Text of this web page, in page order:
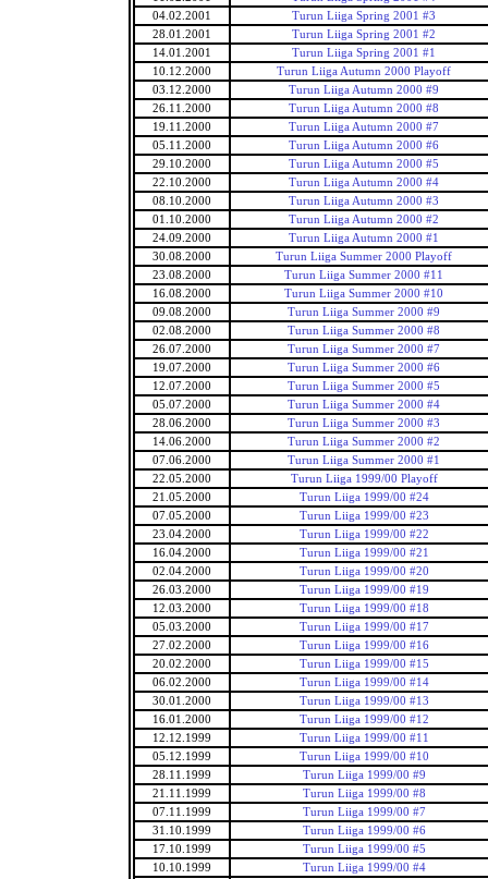
04.02.2001
Turun Liiga Spring 2001 #3
28.01.2001
Turun Liiga Spring 2001 #2
14.01.2001
Turun Liiga Spring 2001 #1
10.12.2000
Turun Liiga Autumn 2000 Playoff
03.12.2000
Turun Liiga Autumn 2000 #9
26.11.2000
Turun Liiga Autumn 2000 #8
19.11.2000
Turun Liiga Autumn 2000 #7
05.11.2000
Turun Liiga Autumn 2000 #6
29.10.2000
Turun Liiga Autumn 2000 #5
22.10.2000
Turun Liiga Autumn 2000 #4
08.10.2000
Turun Liiga Autumn 2000 #3
01.10.2000
Turun Liiga Autumn 2000 #2
24.09.2000
Turun Liiga Autumn 2000 #1
30.08.2000
Turun Liiga Summer 2000 Playoff
23.08.2000
Turun Liiga Summer 2000 #11
16.08.2000
Turun Liiga Summer 2000 #10
09.08.2000
Turun Liiga Summer 2000 #9
02.08.2000
Turun Liiga Summer 2000 #8
26.07.2000
Turun Liiga Summer 2000 #7
19.07.2000
Turun Liiga Summer 2000 #6
12.07.2000
Turun Liiga Summer 2000 #5
05.07.2000
Turun Liiga Summer 2000 #4
28.06.2000
Turun Liiga Summer 2000 #3
14.06.2000
Turun Liiga Summer 2000 #2
07.06.2000
Turun Liiga Summer 2000 #1
22.05.2000
Turun Liiga 1999/00 Playoff
21.05.2000
Turun Liiga 1999/00 #24
07.05.2000
Turun Liiga 1999/00 #23
23.04.2000
Turun Liiga 1999/00 #22
16.04.2000
Turun Liiga 1999/00 #21
02.04.2000
Turun Liiga 1999/00 #20
26.03.2000
Turun Liiga 1999/00 #19
12.03.2000
Turun Liiga 1999/00 #18
05.03.2000
Turun Liiga 1999/00 #17
27.02.2000
Turun Liiga 1999/00 #16
20.02.2000
Turun Liiga 1999/00 #15
06.02.2000
Turun Liiga 1999/00 #14
30.01.2000
Turun Liiga 1999/00 #13
16.01.2000
Turun Liiga 1999/00 #12
12.12.1999
Turun Liiga 1999/00 #11
05.12.1999
Turun Liiga 1999/00 #10
28.11.1999
Turun Liiga 1999/00 #9
21.11.1999
Turun Liiga 1999/00 #8
07.11.1999
Turun Liiga 1999/00 #7
31.10.1999
Turun Liiga 1999/00 #6
17.10.1999
Turun Liiga 1999/00 #5
10.10.1999
Turun Liiga 1999/00 #4